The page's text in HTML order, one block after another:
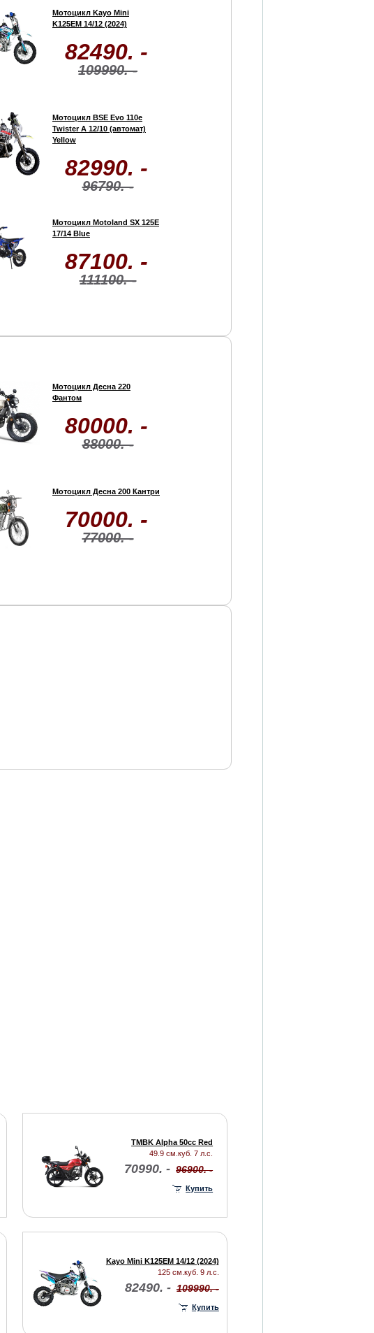
Мотоцикл Kayo Mini
K125EM 14/12 (2024)
82490. -
109990. -
Мотоцикл BSE Evo 110e
Twister A 12/10 (автомат)
Yellow
82990. -
96790. -
Мотоцикл Motoland SX 125E
17/14 Blue
87100. -
111100. -
Мотоцикл Десна 220
Фантом
80000. -
88000. -
Мотоцикл Десна 200 Кантри
70000. -
77000. -
TMBK Alpha 50cc Red
49.9 см.куб. 7 л.с.
70990. - 96900. -
Купить
Kayo Mini K125EM 14/12 (2024)
125 см.куб. 9 л.с.
82490. - 109990. -
Купить